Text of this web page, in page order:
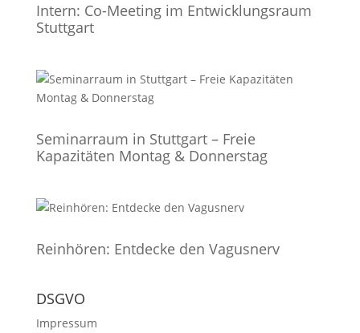
Intern: Co-Meeting im Entwicklungsraum
Stuttgart
Seminarraum in Stuttgart – Freie
Kapazitäten Montag & Donnerstag
Reinhören: Entdecke den Vagusnerv
DSGVO
Impressum